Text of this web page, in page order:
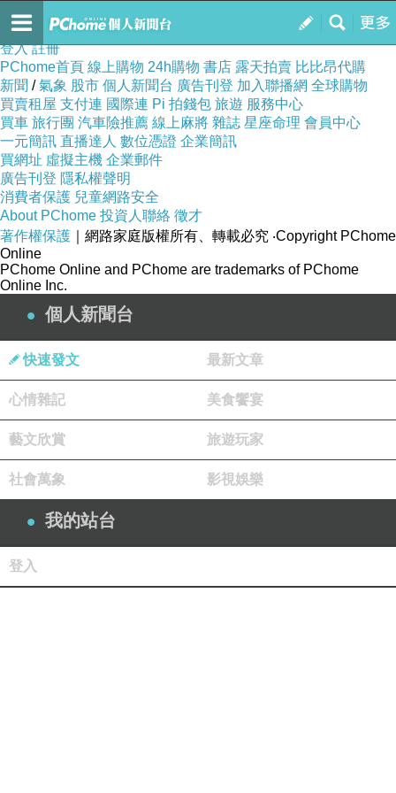
我的
訂閱
hernandezwnlwk
登入 註冊
PChome首頁 線上購物 24h購物 書店 露天拍賣 比比昂代購
新聞 /氣象 股市 個人新聞台 廣告刊登 加入聯播網 全球購物
買賣租屋 支付連 國際連 Pi 拍錢包 旅遊 服務中心
買車 旅行團 汽車險推薦 線上麻將 雜誌 星座命理 會員中心
一元簡訊 直播達人 數位憑證 企業簡訊
買網址 虛擬主機 企業郵件
廣告刊登 隱私權聲明
消費者保護 兒童網路安全
About PChome 投資人聯絡 徵才
著作權保護 ｜網路家庭版權所有、轉載必究 ‧Copyright PChome
Online
PChome Online and PChome are trademarks of PChome
Online Inc.
個人新聞台
快速發文 最新文章
心情雜記 美食饗宴
藝文欣賞 旅遊玩家
社會萬象 影視娛樂
我的站台
登入